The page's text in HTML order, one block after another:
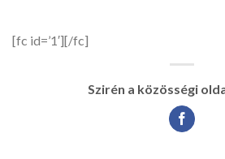
[fc id=’1′][/fc]
Szirén a közösségi